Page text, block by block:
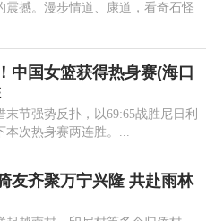
震撼。漫步情道、康道，看奇石怪
中国女篮获得热身赛(海口
末节强势反扑，以69:65战胜尼日利
本次热身赛两连胜。...
友齐聚万宁兴隆 共赴雨林